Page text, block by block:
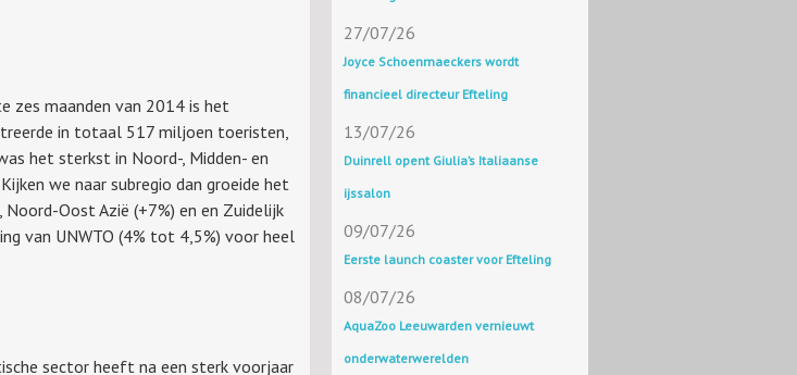
zes maanden van 2014 is het
in totaal 517 miljoen toeristen,
het sterkst in Noord-, Midden- en
we naar subregio dan groeide het
Oost Azië (+7%) en en Zuidelijk
van UNWTO (4% tot 4,5%) voor heel
sector heeft na een sterk voorjaar
27/07/26
Joyce Schoenmaeckers wordt
financieel directeur Efteling
13/07/26
Duinrell opent Giulia’s Italiaanse
ijssalon
09/07/26
Eerste launch coaster voor Efteling
08/07/26
AquaZoo Leeuwarden vernieuwt
onderwaterwerelden